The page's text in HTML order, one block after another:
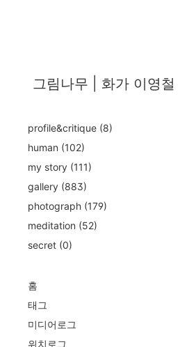
그림나무 | 화가 이영철
profile&critique (8)
human (102)
my story (111)
gallery (883)
photograph (179)
meditation (52)
secret (0)
홈
태그
미디어로그
위치로그